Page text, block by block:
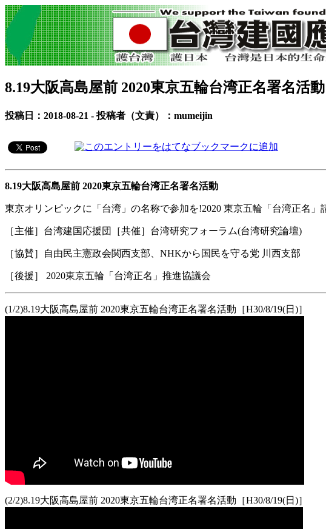
8.19大阪高島屋前 2020東京五輪台湾正名署名活動
投稿日：2018-08-21 - 投稿者（文責）：mumeijin
8.19大阪高島屋前 2020東京五輪台湾正名署名活動
東京オリンピックに「台湾」の名称で参加を!2020 東京五輪「台湾正名」
［主催］台湾建国応援団［共催］台湾研究フォーラム(台湾研究論壇)
［協賛］自由民主憲政会関西支部、NHKから国民を守る党 川西支部
［後援］ 2020東京五輪「台湾正名」推進協議会
(1/2)8.19大阪高島屋前 2020東京五輪台湾正名署名活動［H30/8/19(日)］
(2/2)8.19大阪高島屋前 2020東京五輪台湾正名署名活動［H30/8/19(日)］